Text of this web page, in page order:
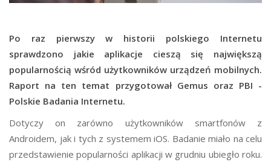
Po raz pierwszy w historii polskiego Internetu
sprawdzono jakie aplikacje cieszą się największą
popularnością wśród użytkowników urządzeń mobilnych.
Raport na ten temat przygotował Gemus oraz PBI -
Polskie Badania Internetu.
Dotyczy on zarówno użytkowników smartfonów z
Androidem, jak i tych z systemem iOS. Badanie miało na celu
przedstawienie popularności aplikacji w grudniu ubiegło roku.